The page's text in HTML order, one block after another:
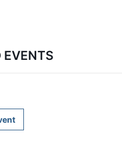
EVENTS